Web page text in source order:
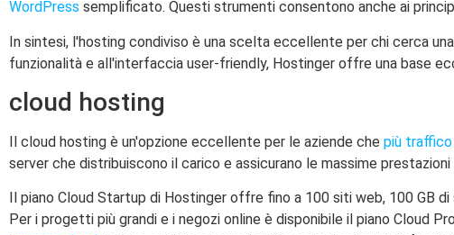
WordPress semplificato. Questi strumenti consentono anche ai
In sintesi, l'hosting condiviso è una scelta eccellente per chi cerca
funzionalità e all'interfaccia user-friendly, Hostinger offre una base
cloud hosting
Il cloud hosting è un'opzione eccellente per le aziende che più traffico
server che distribuiscono il carico e assicurano le massime
Il piano Cloud Startup di Hostinger offre fino a 100 siti web, 100 GB
Per i progetti più grandi e i negozi online è disponibile il piano Cloud